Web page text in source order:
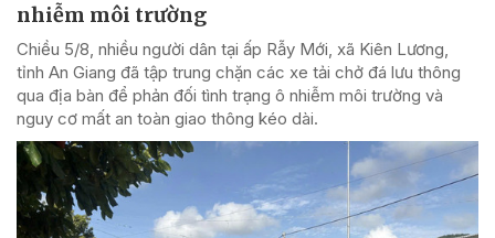
nhiễm môi trường
Chiều 5/8, nhiều người dân tại ấp Rẫy Mới, xã Kiên Lương,
tỉnh An Giang đã tập trung chặn các xe tải chở đá lưu thông
qua địa bàn để phản đối tình trạng ô nhiễm môi trường và
nguy cơ mất an toàn giao thông kéo dài.